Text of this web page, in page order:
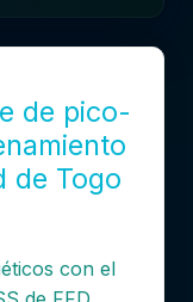
de pico-
de Togo
con el